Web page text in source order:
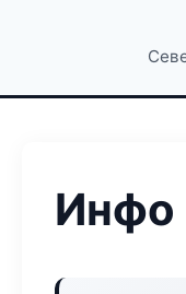
Инфо